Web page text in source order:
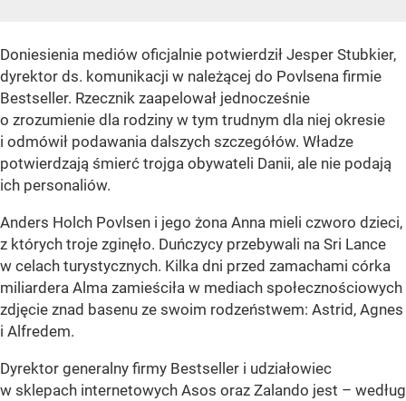
Doniesienia mediów oficjalnie potwierdził Jesper Stubkier,
dyrektor ds. komunikacji w należącej do Povlsena firmie
Bestseller. Rzecznik zaapelował jednocześnie
o zrozumienie dla rodziny w tym trudnym dla niej okresie
i odmówił podawania dalszych szczegółów. Władze
potwierdzają śmierć trojga obywateli Danii, ale nie podają
ich personaliów.
Anders Holch Povlsen i jego żona Anna mieli czworo dzieci,
z których troje zginęło. Duńczycy przebywali na Sri Lance
w celach turystycznych. Kilka dni przed zamachami córka
miliardera Alma zamieściła w mediach społecznościowych
zdjęcie znad basenu ze swoim rodzeństwem: Astrid, Agnes
i Alfredem.
Dyrektor generalny firmy Bestseller i udziałowiec
w sklepach internetowych Asos oraz Zalando jest – według